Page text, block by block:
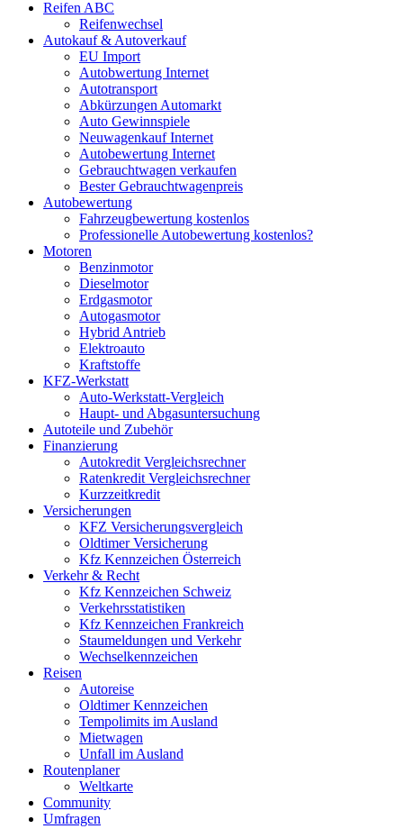
Reifen ABC
Reifenwechsel
Autokauf & Autoverkauf
EU Import
Autobwertung Internet
Autotransport
Abkürzungen Automarkt
Auto Gewinnspiele
Neuwagenkauf Internet
Autobewertung Internet
Gebrauchtwagen verkaufen
Bester Gebrauchtwagenpreis
Autobewertung
Fahrzeugbewertung kostenlos
Professionelle Autobewertung kostenlos?
Motoren
Benzinmotor
Dieselmotor
Erdgasmotor
Autogasmotor
Hybrid Antrieb
Elektroauto
Kraftstoffe
KFZ-Werkstatt
Auto-Werkstatt-Vergleich
Haupt- und Abgasuntersuchung
Autoteile und Zubehör
Finanzierung
Autokredit Vergleichsrechner
Ratenkredit Vergleichsrechner
Kurzzeitkredit
Versicherungen
KFZ Versicherungsvergleich
Oldtimer Versicherung
Kfz Kennzeichen Österreich
Verkehr & Recht
Kfz Kennzeichen Schweiz
Verkehrsstatistiken
Kfz Kennzeichen Frankreich
Staumeldungen und Verkehr
Wechselkennzeichen
Reisen
Autoreise
Oldtimer Kennzeichen
Tempolimits im Ausland
Mietwagen
Unfall im Ausland
Routenplaner
Weltkarte
Community
Umfragen